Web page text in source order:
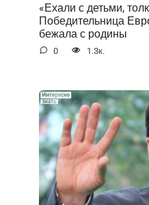
«Ехали с детьми,
Победительница
бежала с родины
0 1.3к.